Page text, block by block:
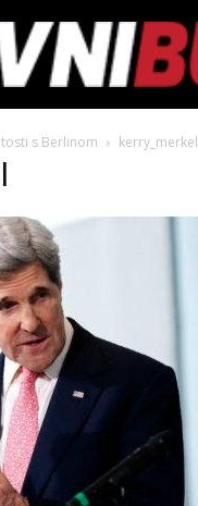
s Berlinom kerry_merkel